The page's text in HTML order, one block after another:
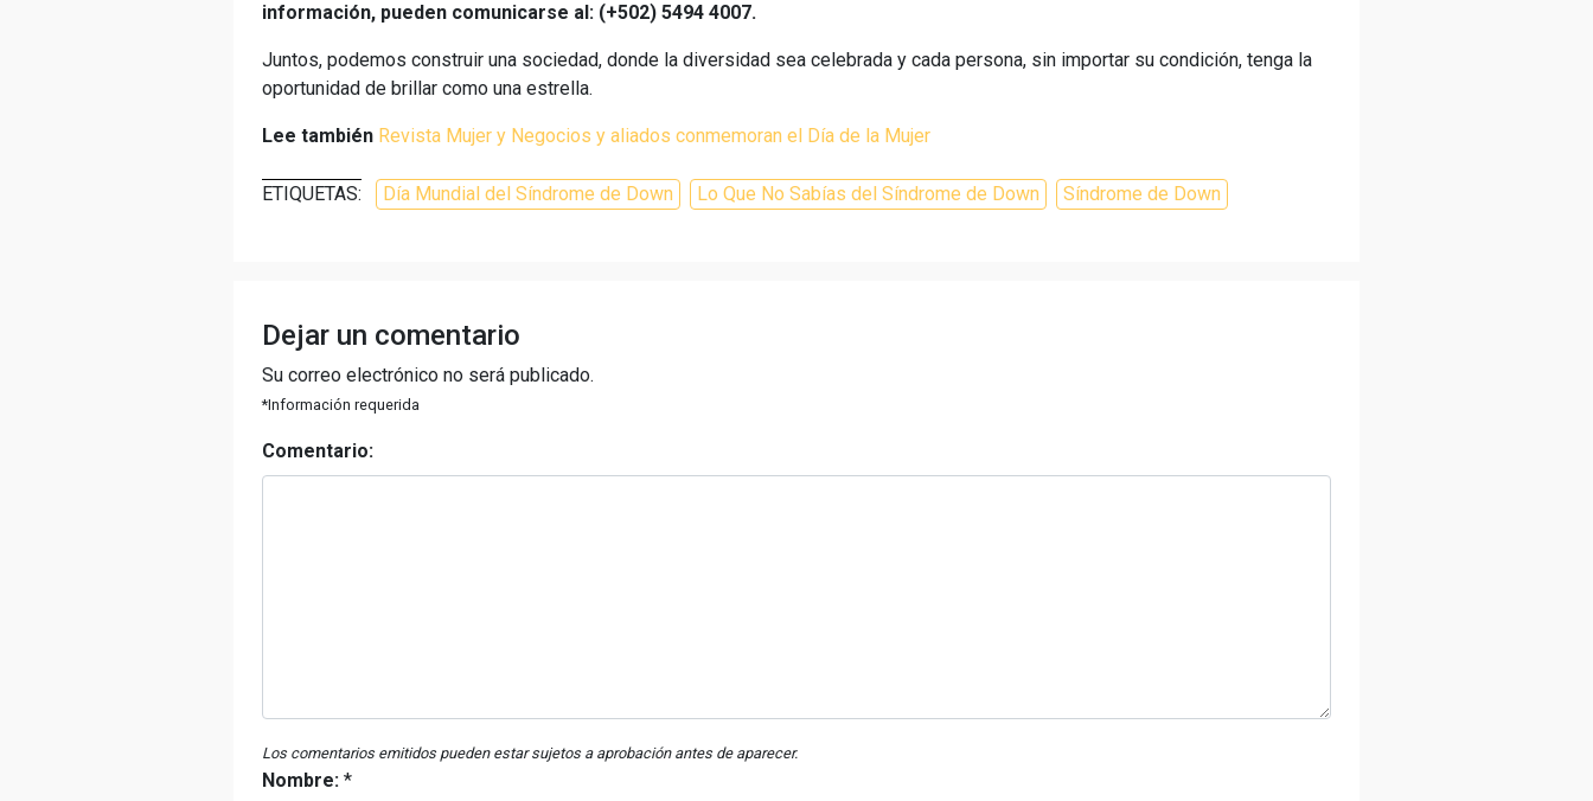
información, pueden comunicarse al: (+502) 5494 4007.
Juntos, podemos construir una sociedad, donde la diversidad sea celebrada y cada persona, sin importar su condición, tenga la
oportunidad de brillar como una estrella.
Lee también Revista Mujer y Negocios y aliados conmemoran el Día de la Mujer
ETIQUETAS: Día Mundial del Síndrome de Down Lo Que No Sabías del Síndrome de Down Síndrome de Down
Dejar un comentario
Su correo electrónico no será publicado.
*Información requerida
Comentario:
Los comentarios emitidos pueden estar sujetos a aprobación antes de aparecer.
Nombre: *